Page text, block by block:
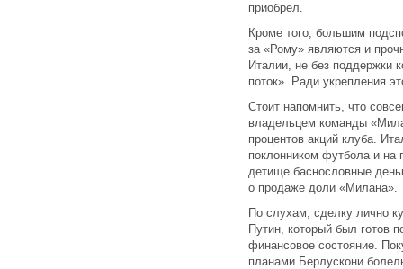
приобрел.
Кроме того, большим
за «Рому» являются и
Италии, не без поддержки
поток». Ради укрепления
Стоит напомнить, что
владельцем команды
процентов акций клуба.
поклонником футбола и на
детище баснословные
о продаже доли «Милана».
По слухам, сделку лично
Путин, который был готов
финансовое состояние.
планами Берлускони